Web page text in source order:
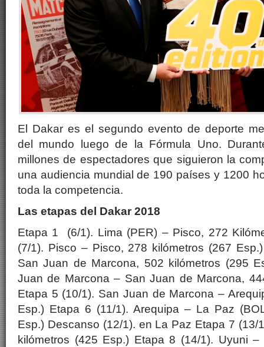
El Dakar es el segundo evento de deporte
del mundo luego de la Fórmula Uno.
millones de espectadores que siguieron la
una audiencia mundial de 190 países y 1200
toda la competencia.
Las etapas del Dakar 2018
Etapa 1 (6/1). Lima (PER) – Pisco, 272
(7/1). Pisco – Pisco, 278 kilómetros (267
San Juan de Marcona, 502 kilómetros (295
Juan de Marcona – San Juan de Marcona,
Etapa 5 (10/1). San Juan de Marcona –
Esp.) Etapa 6 (11/1). Arequipa – La Paz
Esp.) Descanso (12/1). en La Paz Etapa 7 (13/
kilómetros (425 Esp.) Etapa 8 (14/1). Uyuni